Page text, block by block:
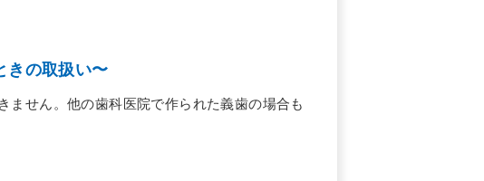
きの取扱い〜
ません。他の歯科医院で作られた義歯の場合も